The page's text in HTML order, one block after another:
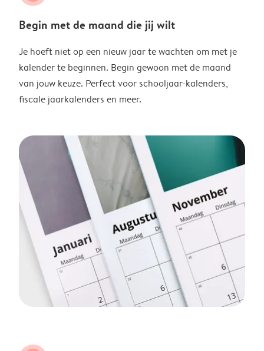
Begin met de maand die jij wilt
Je hoeft niet op een nieuw jaar te wachten om met je
kalender te beginnen. Begin gewoon met de maand
van jouw keuze. Perfect voor schooljaar-kalenders,
fiscale jaarkalenders en meer.